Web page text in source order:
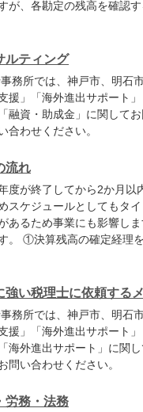
が、各勘定の残高を確認
ルティング
務所では、神戸市、明石
援」「海外進出サポート」
融資・助成金」に関して
合わせください。
流れ
度が終了してから2か月以
スケジュールとしてもタ
あるため事業にも影響し
。 ①決算残高の確定経理
強い税理士に依頼する
務所では、神戸市、明石
援」「海外進出サポート」
海外進出サポート」に関
問い合わせください。
労務・法務